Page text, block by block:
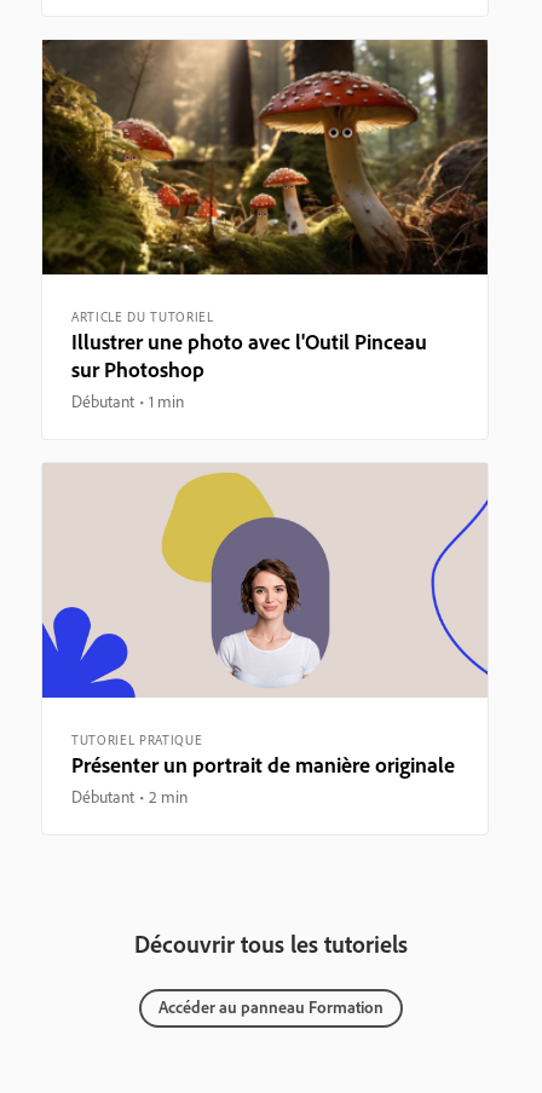
ARTICLE DU TUTORIEL
Illustrer une photo avec l'Outil Pinceau
sur Photoshop
Débutant 1 min
TUTORIEL PRATIQUE
Présenter un portrait de manière originale
Débutant 2 min
Découvrir tous les tutoriels
Accéder au panneau Formation